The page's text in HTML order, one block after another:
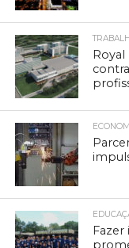
Royal
Fazer